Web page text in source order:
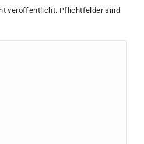
veröffentlicht. Pflichtfelder sind